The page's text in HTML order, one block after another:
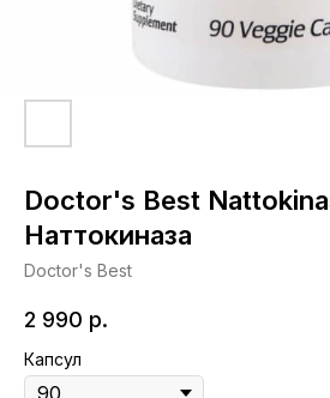
Doctor's Best
Наттокиназа
Doctor's Best
2 990 р.
Капсул